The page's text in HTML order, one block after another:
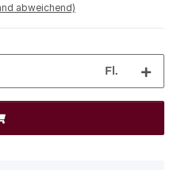
abweichend)
Fl.